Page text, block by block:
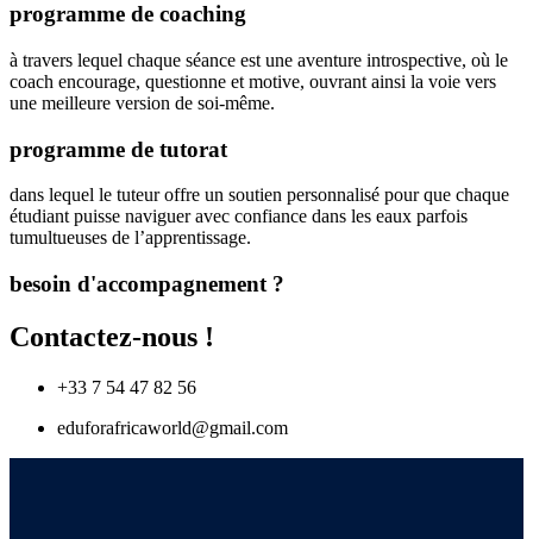
programme de coaching
à travers lequel chaque séance est une aventure introspective, où le
coach encourage, questionne et motive, ouvrant ainsi la voie vers
une meilleure version de soi-même.
programme de tutorat
dans lequel le tuteur offre un soutien personnalisé pour que chaque
étudiant puisse naviguer avec confiance dans les eaux parfois
tumultueuses de l’apprentissage.
besoin d'accompagnement ?
Contactez-nous !
+33 7 54 47 82 56
eduforafricaworld@gmail.com